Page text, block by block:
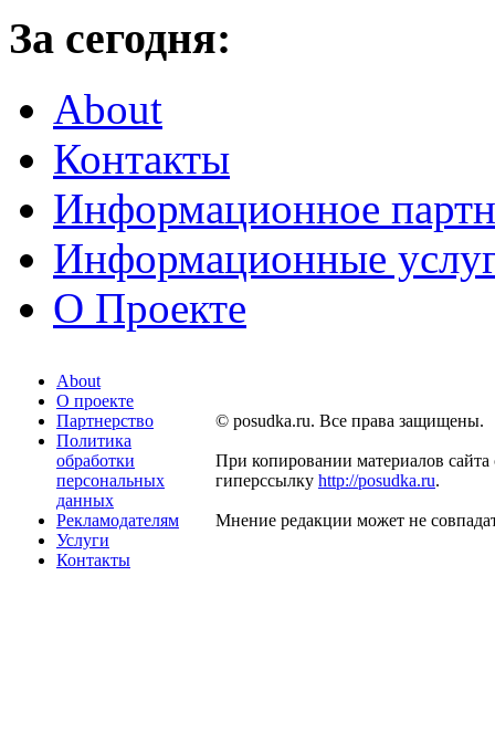
За сегодня:
About
Контакты
Информационное
Информационные
О Проекте
About
О проекте
Партнерство
Политика
обработки
персональных
данных
Рекламодателям
Услуги
Контакты
© posudka.ru. Все права защищены.
При копировании материалов сайта
гиперссылку http://posudka.ru.
Мнение редакции может не